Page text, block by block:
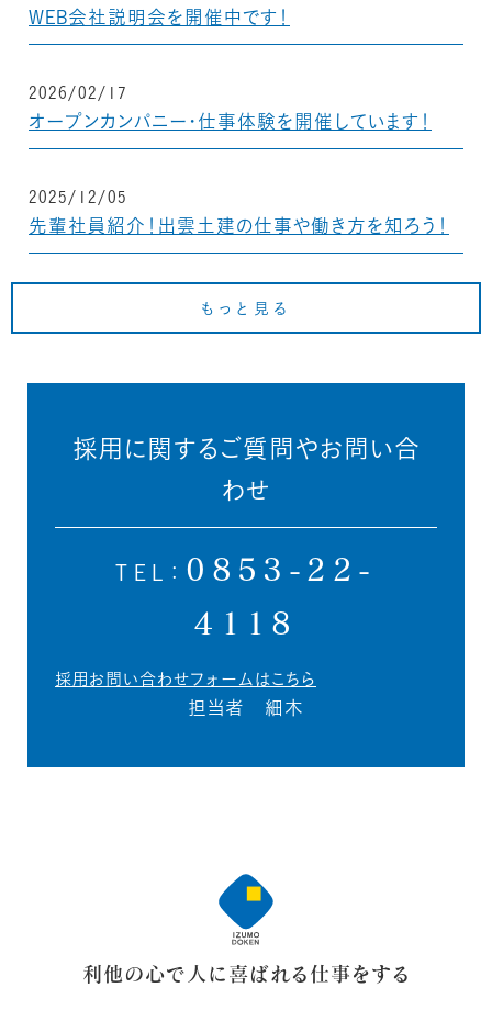
WEB会社説明会を開催中です！
2026/02/17
オープンカンパニー・仕事体験を開催しています！
2025/12/05
先輩社員紹介！出雲土建の仕事や働き方を知ろう！
もっと見る
採用に関するご質問やお問い合
わせ
TEL： 0853-22-
4118
採用お問い合わせフォームはこちら
担当者 細木
利他の心で人に喜ばれる仕事をする